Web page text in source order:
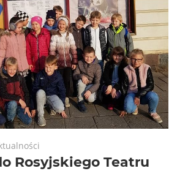
Rosyjskiego Teatru